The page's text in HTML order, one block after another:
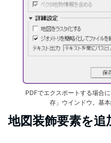
PDFでエクスポートする場合
存」ウインドウ。基
地図装飾要素を追